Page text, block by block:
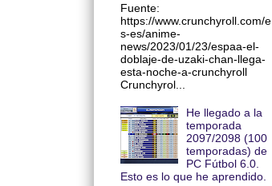
Fuente:
https://www.crunchyroll.com/e
s-es/anime-
news/2023/01/23/espaa-el-
doblaje-de-uzaki-chan-llega-
esta-noche-a-crunchyroll
Crunchyrol...
He llegado a la
temporada
2097/2098 (100
temporadas) de
PC Fútbol 6.0.
Esto es lo que he aprendido.